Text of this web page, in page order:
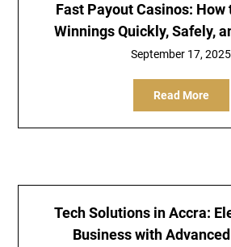
Fast Payout Casinos: How
Winnings Quickly, Safely,
September 17, 2025
Read More
Tech Solutions in Accra:
Business with